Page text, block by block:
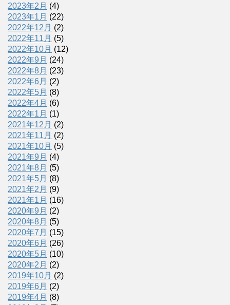
2023年2月 (4)
2023年1月 (22)
2022年12月 (2)
2022年11月 (5)
2022年10月 (12)
2022年9月 (24)
2022年8月 (23)
2022年6月 (2)
2022年5月 (8)
2022年4月 (6)
2022年1月 (1)
2021年12月 (2)
2021年11月 (2)
2021年10月 (5)
2021年9月 (4)
2021年8月 (5)
2021年5月 (8)
2021年2月 (9)
2021年1月 (16)
2020年9月 (2)
2020年8月 (5)
2020年7月 (15)
2020年6月 (26)
2020年5月 (10)
2020年2月 (2)
2019年10月 (2)
2019年6月 (2)
2019年4月 (8)